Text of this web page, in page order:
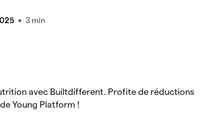
3 min
avec Builtdifferent. Profite de réductions
Young Platform !